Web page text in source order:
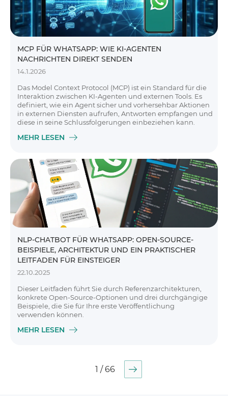
MCP FÜR WHATSAPP: WIE KI-AGENTEN
NACHRICHTEN DIREKT SENDEN
14.1.2026
Das Model Context Protocol (MCP) ist ein Standard für die
Interaktion zwischen KI-Agenten und externen Tools. Es
definiert, wie ein Agent sicher und vorhersehbar Aktionen
in externen Diensten aufrufen, Antworten empfangen und
diese in seine Schlussfolgerungen einbeziehen kann.
MEHR LESEN
NLP-CHATBOT FÜR WHATSAPP: OPEN-SOURCE-
BEISPIELE, ARCHITEKTUR UND EIN PRAKTISCHER
LEITFADEN FÜR EINSTEIGER
22.10.2025
Dieser Leitfaden führt Sie durch Referenzarchitekturen,
konkrete Open-Source-Optionen und drei durchgängige
Beispiele, die Sie für Ihre erste Veröffentlichung
verwenden können.
MEHR LESEN
1 / 66